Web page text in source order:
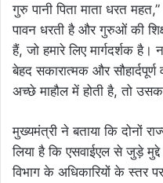
गुरु पानी पिता माता धरत
पावन धरती है और गुरुओं की
हैं, जो हमारे लिए मार्गदर्शक
बेहद सकारात्मक और
अच्छे माहौल में होती है, तो
मुख्यमंत्री ने बताया कि दोनों
लिया है कि एसवाईएल से जुड़े
विभाग के अधिकारियों के स्तर